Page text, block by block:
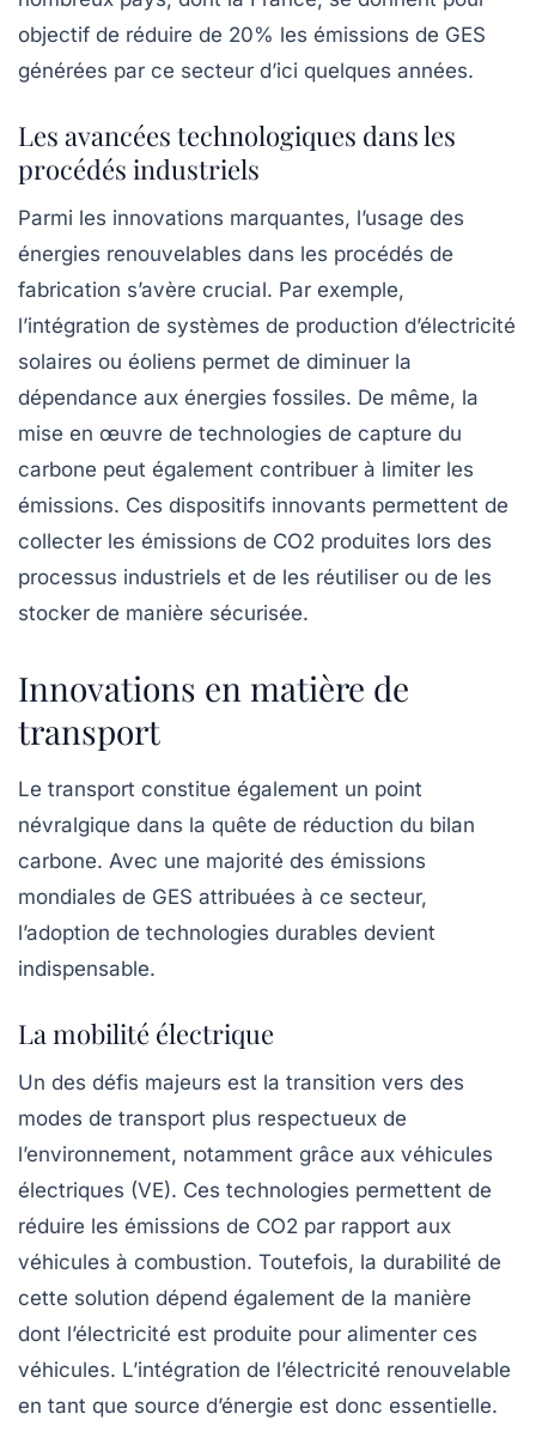
objectif de réduire de 20% les émissions de GES
générées par ce secteur d’ici quelques années.
Les avancées technologiques dans les
procédés industriels
Parmi les innovations marquantes, l’usage des
énergies renouvelables dans les procédés de
fabrication s’avère crucial. Par exemple,
l’intégration de systèmes de production d’électricité
solaires ou éoliens permet de diminuer la
dépendance aux énergies fossiles. De même, la
mise en œuvre de technologies de capture du
carbone peut également contribuer à limiter les
émissions. Ces dispositifs innovants permettent de
collecter les émissions de CO2 produites lors des
processus industriels et de les réutiliser ou de les
stocker de manière sécurisée.
Innovations en matière de
transport
Le transport constitue également un point
névralgique dans la quête de réduction du bilan
carbone. Avec une majorité des émissions
mondiales de GES attribuées à ce secteur,
l’adoption de technologies durables devient
indispensable.
La mobilité électrique
Un des défis majeurs est la transition vers des
modes de transport plus respectueux de
l’environnement, notamment grâce aux véhicules
électriques (VE). Ces technologies permettent de
réduire les émissions de CO2 par rapport aux
véhicules à combustion. Toutefois, la durabilité de
cette solution dépend également de la manière
dont l’électricité est produite pour alimenter ces
véhicules. L’intégration de l’électricité renouvelable
en tant que source d’énergie est donc essentielle.